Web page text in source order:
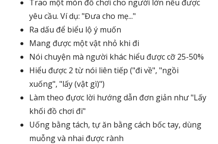
Trao một món đồ chơi cho người lớn nếu được
yêu cầu. Ví dụ: "Đưa cho mẹ..."
Ra dấu để biểu lộ ý muốn
Mang được một vật nhỏ khi đi
Nói chuyện mà người khác hiểu được cỡ 25-50%
Hiểu được 2 từ nói liên tiếp ("đi về", "ngồi
xuống", "lấy (vật gì)")
Làm theo đựơc lời hướng dẫn đơn giản như "Lấy
khối đồ chơi đi"
Uống bằng tách, tự ăn bằng cách bốc tay, dùng
muỗng và nhai được rành